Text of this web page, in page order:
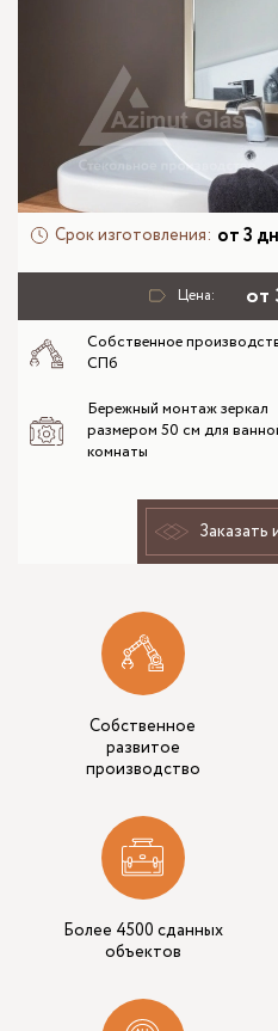
Срок изготовления: от 3
Цена: от
Собственное
СПб
Бережный монтаж зеркал
размером 50 см для
комнаты
Заказать
Собственное
развитое
производство
Более 4500 сданных
объектов